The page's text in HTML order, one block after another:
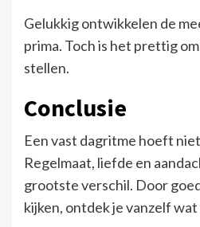
Gelukkig ontwikkelen de
prima. Toch is het prettig
stellen.
Conclusie
Een vast dagritme hoeft
Regelmaat, liefde en
grootste verschil. Door
kijken, ontdek je vanzelf